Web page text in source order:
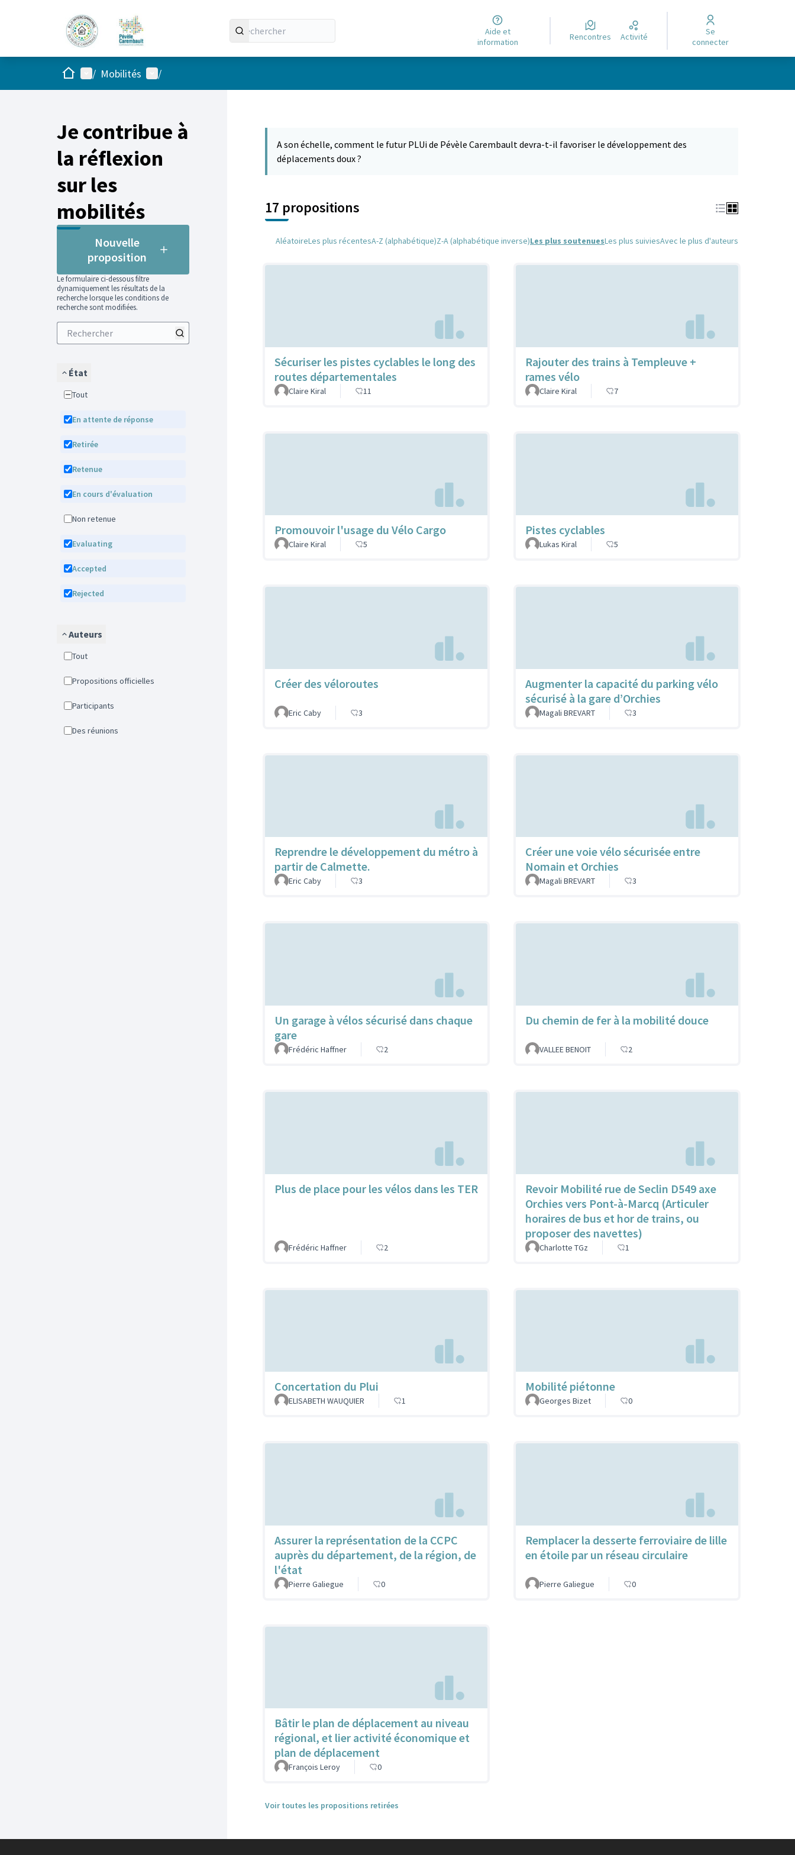
Aide et
information
Rencontres Activité
Se
connecter
AccueilMenu principal
/ Mobilités Menu utilisateur
/
Je contribue à
la réflexion
sur les
mobilités
Nouvelle
proposition
Le formulaire ci-dessous filtre
dynamiquement les résultats de la
recherche lorsque les conditions de
recherche sont modifiées.
État
Tout
En attente de réponse
Retirée
Retenue
En cours d'évaluation
Non retenue
Evaluating
Accepted
Rejected
Auteurs
Tout
Propositions officielles
Participants
Des réunions
A son échelle, comment le futur PLUi de Pévèle Carembault devra-t-il favoriser le développement des
déplacements doux ?
17 propositions
AléatoireLes plus récentesA-Z (alphabétique)Z-A (alphabétique inverse)Les plus soutenuesLes plus suiviesAvec le plus d'auteurs
Sécuriser les pistes cyclables le long des
routes départementales
Claire Kiral 11
Rajouter des trains à Templeuve +
rames vélo
Claire Kiral 7
Promouvoir l'usage du Vélo Cargo
Claire Kiral 5
Pistes cyclables
Lukas Kiral 5
Créer des véloroutes
Eric Caby 3
Augmenter la capacité du parking vélo
sécurisé à la gare d’Orchies
Magali BREVART 3
Reprendre le développement du métro à
partir de Calmette.
Eric Caby 3
Créer une voie vélo sécurisée entre
Nomain et Orchies
Magali BREVART 3
Un garage à vélos sécurisé dans chaque
gare
Frédéric Haffner 2
Du chemin de fer à la mobilité douce
VALLEE BENOIT 2
Plus de place pour les vélos dans les TER
Frédéric Haffner 2
Revoir Mobilité rue de Seclin D549 axe
Orchies vers Pont-à-Marcq (Articuler
horaires de bus et hor de trains, ou
proposer des navettes)
Charlotte TGz 1
Concertation du Plui
ELISABETH WAUQUIER 1
Mobilité piétonne
Georges Bizet 0
Assurer la représentation de la CCPC
auprès du département, de la région, de
l'état
Pierre Galiegue 0
Remplacer la desserte ferroviaire de lille
en étoile par un réseau circulaire
Pierre Galiegue 0
Bâtir le plan de déplacement au niveau
régional, et lier activité économique et
plan de déplacement
François Leroy 0
Voir toutes les propositions retirées